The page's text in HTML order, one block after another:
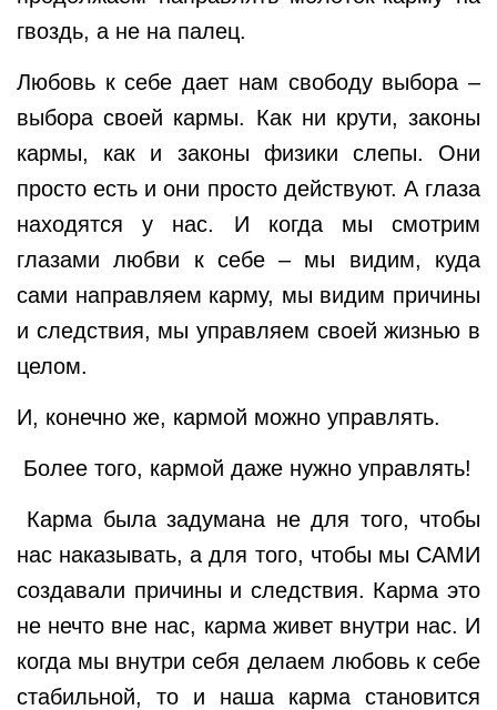
гвоздь, а не на палец.
Любовь к себе дает нам свободу выбора –
выбора своей кармы. Как ни крути, законы
кармы, как и законы физики слепы. Они
просто есть и они просто действуют. А глаза
находятся у нас. И когда мы смотрим
глазами любви к себе – мы видим, куда
сами направляем карму, мы видим причины
и следствия, мы управляем своей жизнью в
целом.
И, конечно же, кармой можно управлять.
Более того, кармой даже нужно управлять!
Карма была задумана не для того, чтобы
нас наказывать, а для того, чтобы мы САМИ
создавали причины и следствия. Карма это
не нечто вне нас, карма живет внутри нас. И
когда мы внутри себя делаем любовь к себе
стабильной, то и наша карма становится